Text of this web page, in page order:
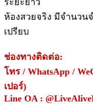
ห้องสวยจริง มีจำนวน
เปรียบ
ช่องทางติดต่อ:
โทร / WhatsApp /
เปอร์)
Line OA :